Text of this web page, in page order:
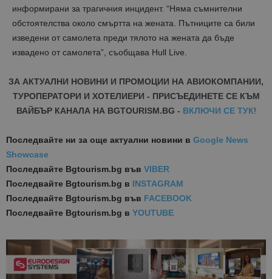
информирани за трагичния инцидент. “Няма съмнителни
обстоятелства около смъртта на жената. Пътниците са били
изведени от самолета преди тялото на жената да бъде
извадено от самолета”, съобщава Hull Live.
ЗА АКТУАЛНИ НОВИНИ И ПРОМОЦИИ НА АВИОКОМПАНИИ,
ТУРОПЕРАТОРИ И ХОТЕЛИЕРИ - ПРИСЪЕДИНЕТЕ СЕ КЪМ
ВАЙБЪР КАНАЛА НА BGTOURISM.BG - ВКЛЮЧИ СЕ ТУК!
Последвайте ни за още актуални новини в Google News
Showcase
Последвайте Bgtourism.bg във VIBER
Последвайте Bgtourism.bg в INSTAGRAM
Последвайте Bgtourism.bg във FACEBOOK
Последвайте Bgtourism.bg в YOUTUBE